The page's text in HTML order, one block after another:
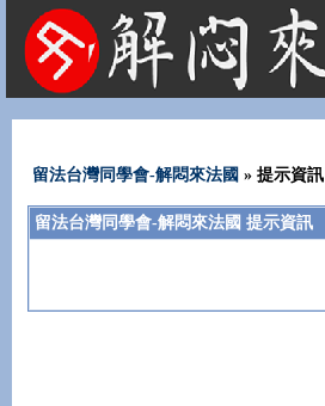
留法台灣同學會-解悶來法國 » 提示資訊
留法台灣同學會-解悶來法國 提示資訊